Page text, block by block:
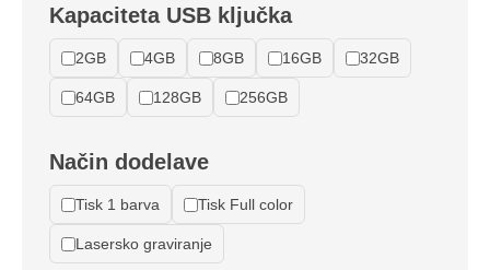
Kapaciteta USB ključka
2GB 4GB 8GB 16GB 32GB
64GB 128GB 256GB
Način dodelave
Tisk 1 barva Tisk Full color
Lasersko graviranje